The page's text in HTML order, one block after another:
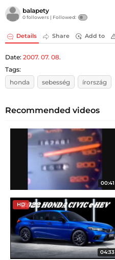
balapety
0 followers | Followed:
Details Share Add to
Date: 2007. 07. 08.
Tags:
honda
sebesség írország
Recommended videos
00:41
HD
04:33